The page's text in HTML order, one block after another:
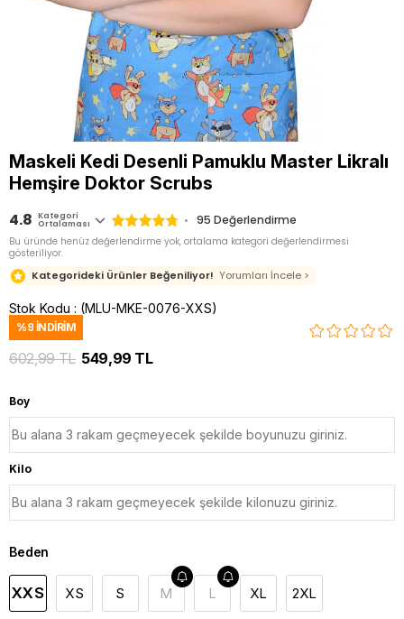
Maskeli Kedi Desenli Pamuklu Master Likralı
Hemşire Doktor Scrubs
4.8 Kategori
Ortalaması 95 Değerlendirme
Bu üründe henüz değerlendirme yok, ortalama kategori değerlendirmesi
gösteriliyor.
Kategorideki Ürünler Beğeniliyor! Yorumları İncele >
Stok Kodu (MLU-MKE-0076-XXS)
%9 İNDIRIM
602,99 TL 549,99 TL
Boy
Kilo
Beden
XXS XS S M L XL 2XL